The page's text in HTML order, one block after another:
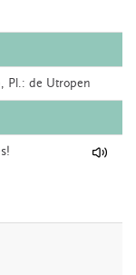
, Pl.: de Utropen